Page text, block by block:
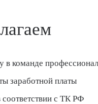
в команде
заработной платы
соответствии с ТК РФ